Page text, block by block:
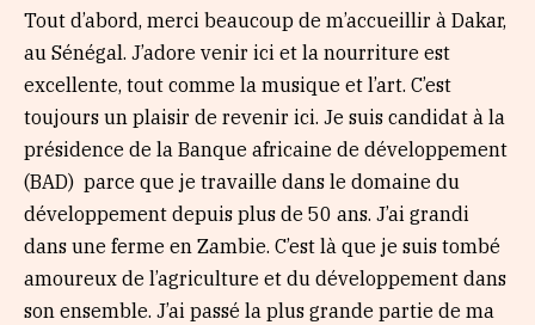
Tout d’abord, merci beaucoup de m’accueillir à Dakar,
au Sénégal. J’adore venir ici et la nourriture est
excellente, tout comme la musique et l’art. C’est
toujours un plaisir de revenir ici. Je suis candidat à la
présidence de la Banque africaine de développement
(BAD) parce que je travaille dans le domaine du
développement depuis plus de 50 ans. J’ai grandi
dans une ferme en Zambie. C’est là que je suis tombé
amoureux de l’agriculture et du développement dans
son ensemble. J’ai passé la plus grande partie de ma